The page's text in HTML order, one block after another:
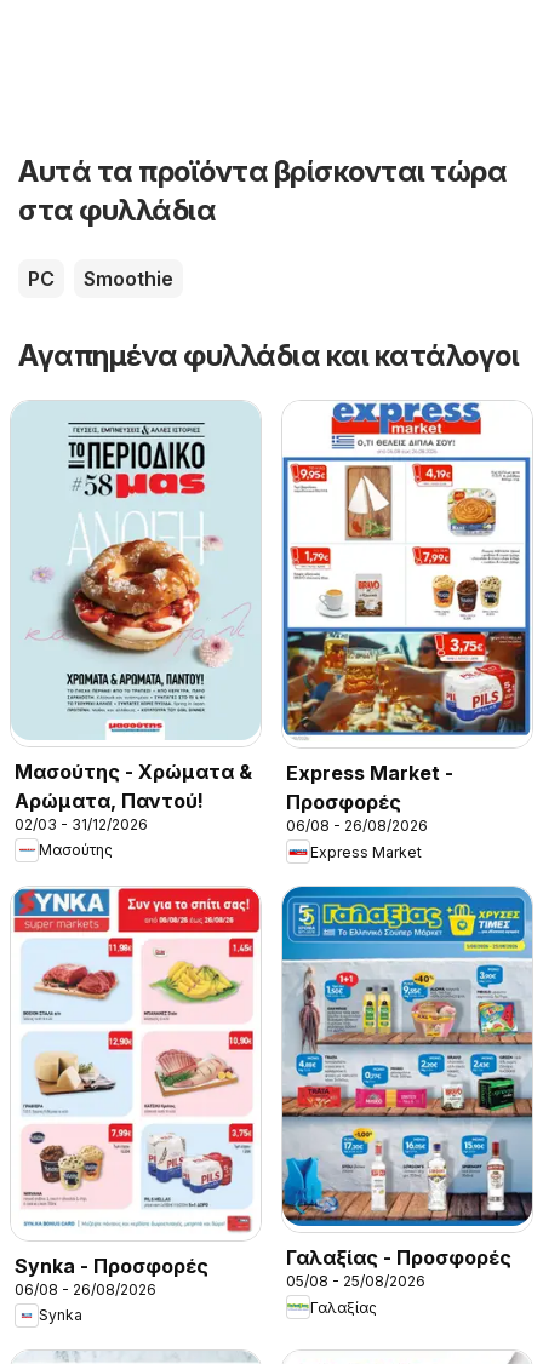
Αυτά τα προϊόντα βρίσκονται τώρα
στα φυλλάδια
PC Smoothie
Αγαπημένα φυλλάδια και κατάλογοι
Μασούτης - Χρώματα &
Αρώματα, Παντού!
02/03 - 31/12/2026
Μασούτης
Express Market -
Προσφορές
06/08 - 26/08/2026
Express Market
Synka - Προσφορές
06/08 - 26/08/2026
Synka
Γαλαξίας - Προσφορές
05/08 - 25/08/2026
Γαλαξίας